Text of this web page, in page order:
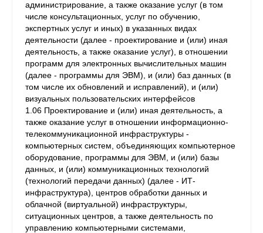
администрирование, а также оказание услуг (в том
числе консультационных, услуг по обучению,
экспертных услуг и иных) в указанных видах
деятельности (далее - проектирование и (или) иная
деятельность, а также оказание услуг), в отношении
программ для электронных вычислительных машин
(далее - программы для ЭВМ), и (или) баз данных (в
том числе их обновлений и исправлений), и (или)
визуальных пользовательских интерфейсов
1.06 Проектирование и (или) иная деятельность, а
также оказание услуг в отношении информационно-
телекоммуникационной инфраструктуры -
компьютерных систем, объединяющих компьютерное
оборудование, программы для ЭВМ, и (или) базы
данных, и (или) коммуникационных технологий
(технологий передачи данных) (далее - ИТ-
инфраструктура), центров обработки данных и
облачной (виртуальной) инфраструктуры,
ситуационных центров, а также деятельность по
управлению компьютерными системами,